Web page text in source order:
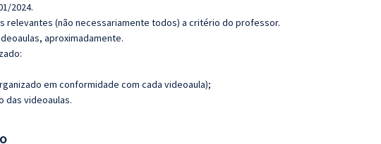
2024.
relevantes (não necessariamente todos) a critério do professor.
aproximadamente.
em conformidade com cada videoaula);
das videoaulas.